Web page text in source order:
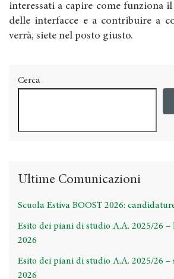
interessati a capire come funziona
delle interfacce e a contribuire a
verrà, siete nel posto giusto.
Cerca
Ultime Comunicazioni
Scuola Estiva BOOST 2026:
Esito dei piani di studio A.A. 2025/26
2026
Esito dei piani di studio A.A. 2025/26 –
2026